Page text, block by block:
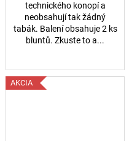
technického konopí a
neobsahují tak žádný
tabák. Balení obsahuje 2 ks
bluntů. Zkuste to a...
AKCIA